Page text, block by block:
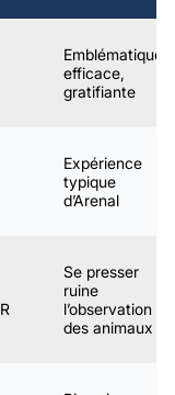
Emblématique,
efficace,
gratifiante
Expérience
typique
d’Arenal
Se presser
ruine
l’observation
des animaux